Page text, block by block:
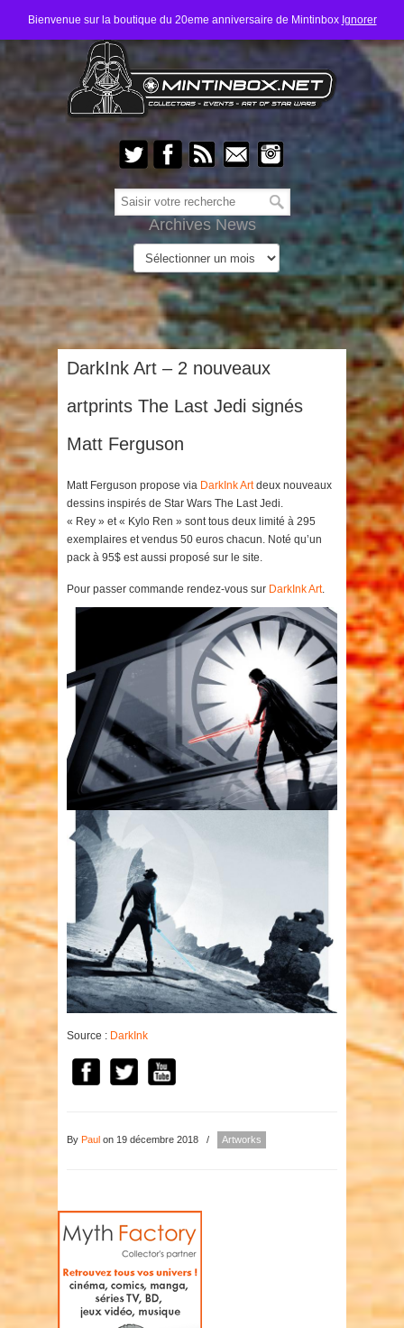
Bienvenue sur la boutique du 20eme anniversaire de Mintinbox Ignorer
Archives News
DarkInk Art – 2 nouveaux
artprints The Last Jedi signés
Matt Ferguson
Matt Ferguson propose via DarkInk Artdeux nouveaux
dessins inspirés de Star Wars The Last Jedi.
« Rey » et « Kylo Ren » sont tous deux limité à 295
exemplaires et vendus 50 euros chacun. Noté qu’un
pack à 95$ est aussi proposé sur le site.
Pour passer commande rendez-vous sur DarkInk Art.
Source : DarkInk
By Paul on 19 décembre 2018 / Artworks